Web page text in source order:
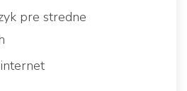
pre stredne